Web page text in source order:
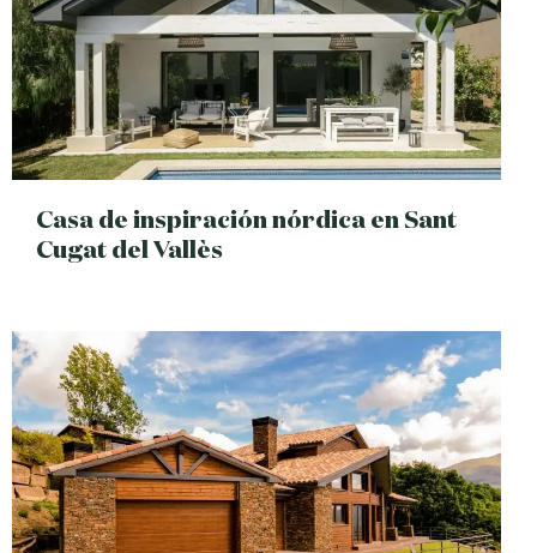
Casa de inspiración nórdica en Sant
Cugat del Vallès